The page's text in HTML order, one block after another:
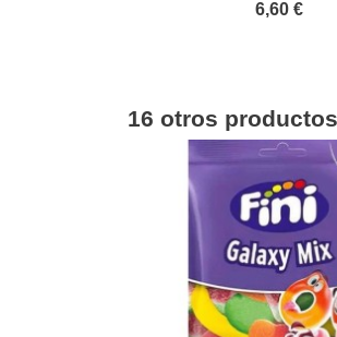
6,60 €
16 otros